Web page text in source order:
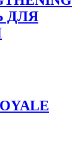
ДЛЯ